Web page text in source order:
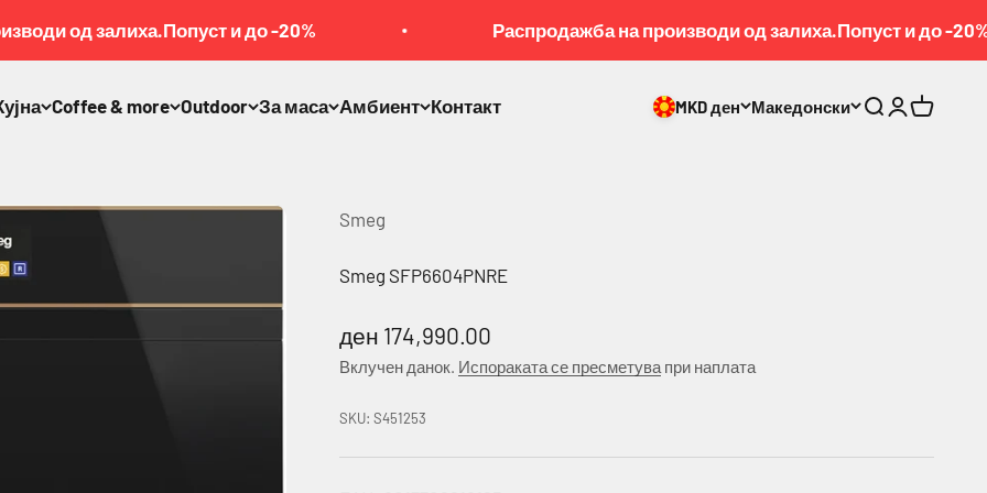
од залиха.Попуст и до -20% Распродажба на производи од залиха.Попуст и до -20%
Coffee & more Outdoor За маса Амбиент Контакт MKD ден Македонски Pretraga
Prijava
Korpa
Smeg
Smeg SFP6604PNRE
Намалена цена
ден 174,990.00
Вклучен данок. Испораката се пресметува при наплата
SKU: S451253